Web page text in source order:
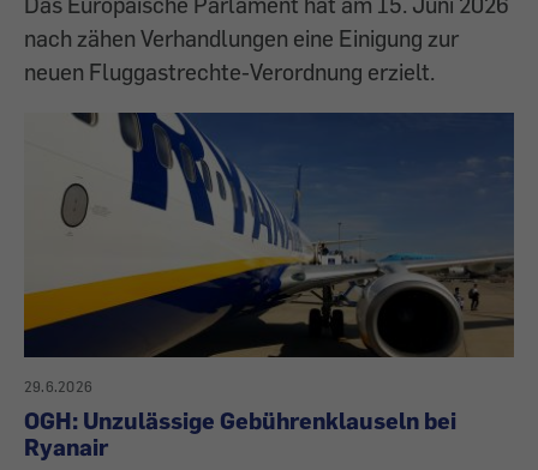
nach zähen Verhandlungen eine Einigung zur
neuen Fluggastrechte-Verordnung erzielt.
29.6.2026
OGH: Unzulässige Gebührenklauseln bei
Ryanair